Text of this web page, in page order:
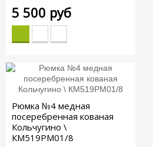
5 500 руб
Рюмка №4 медная
посеребренная кованая
Кольчугино \
КМ519РМ01/8